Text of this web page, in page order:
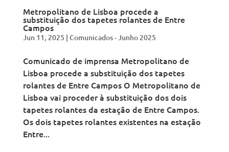
Metropolitano de Lisboa procede a
substituição dos tapetes rolantes de Entre
Campos
Jun 11, 2025 | Comunicados - Junho 2025
Comunicado de imprensa Metropolitano de
Lisboa procede a substituição dos tapetes
rolantes de Entre Campos O Metropolitano de
Lisboa vai proceder à substituição dos dois
tapetes rolantes da estação de Entre Campos.
Os dois tapetes rolantes existentes na estação
Entre...